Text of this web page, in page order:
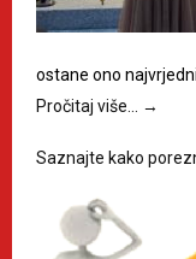
ostane ono
Pročitaj više…
→
Saznajte kako